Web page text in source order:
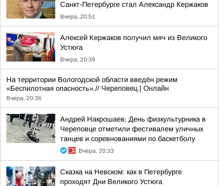
Санкт-Петербурге стал Александр Кержаков
Вчера, 20:51
Алексей Кержаков получил мяч из Великого
Устюга
Вчера, 20:39
На территории Вологодской области введён режим
«Беспилотная опасность».// Череповец | Онлайн
Вчера, 20:36
Андрей Накрошаев: День физкультурника в
Череповце отметили фестивалем уличных
танцев и соревнованиями по баскетболу
Вчера, 20:33
Сказка на Невском: как в Петербурге
проходят Дни Великого Устюга